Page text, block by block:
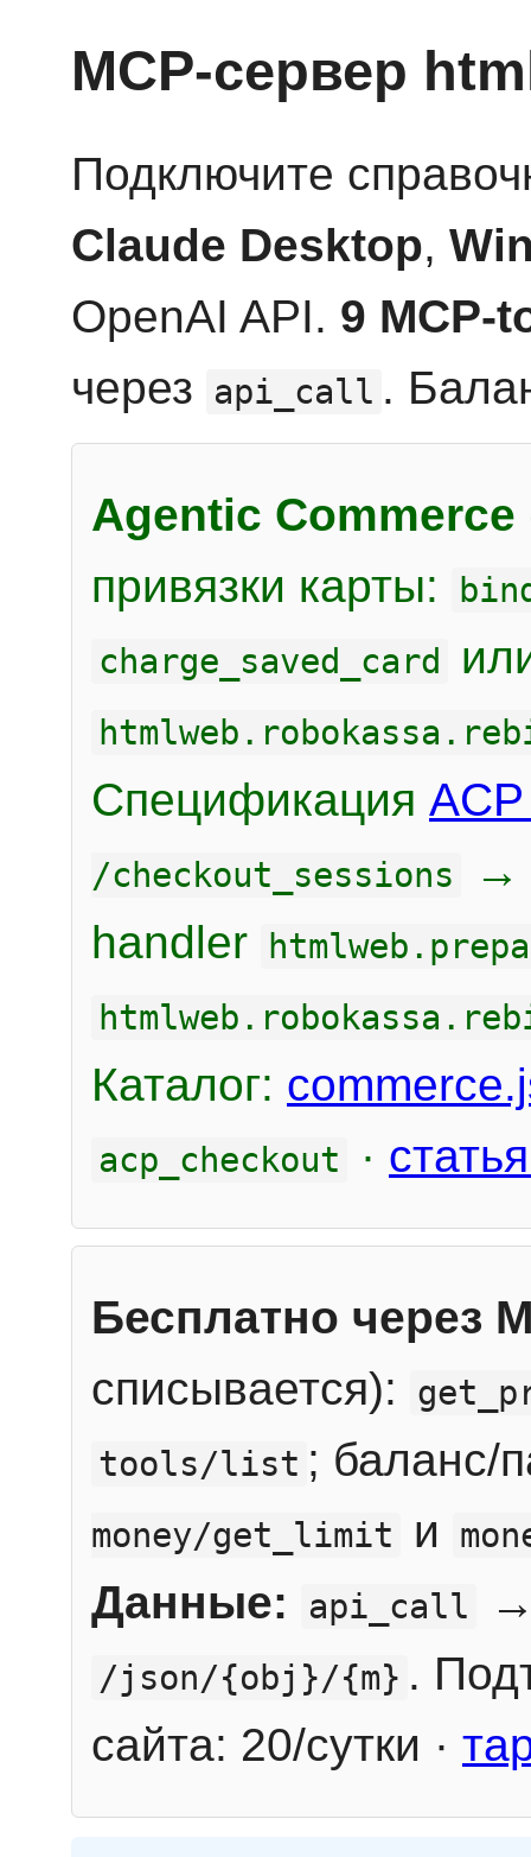
MCP-сервер
Подключите
Claude Desktop,
OpenAI API. 9 MCP-
через api_call .
Agentic Commerce
привязки карты:
charge_saved_card
Спецификация
/checkout_sessions
handler
Каталог:
acp_checkout ·
Бесплатно через
списывается):
tools/list ; баланс/
money/get_limit и
Данные: api_call
/json/{obj}/{m} .
сайта: 20/сутки ·